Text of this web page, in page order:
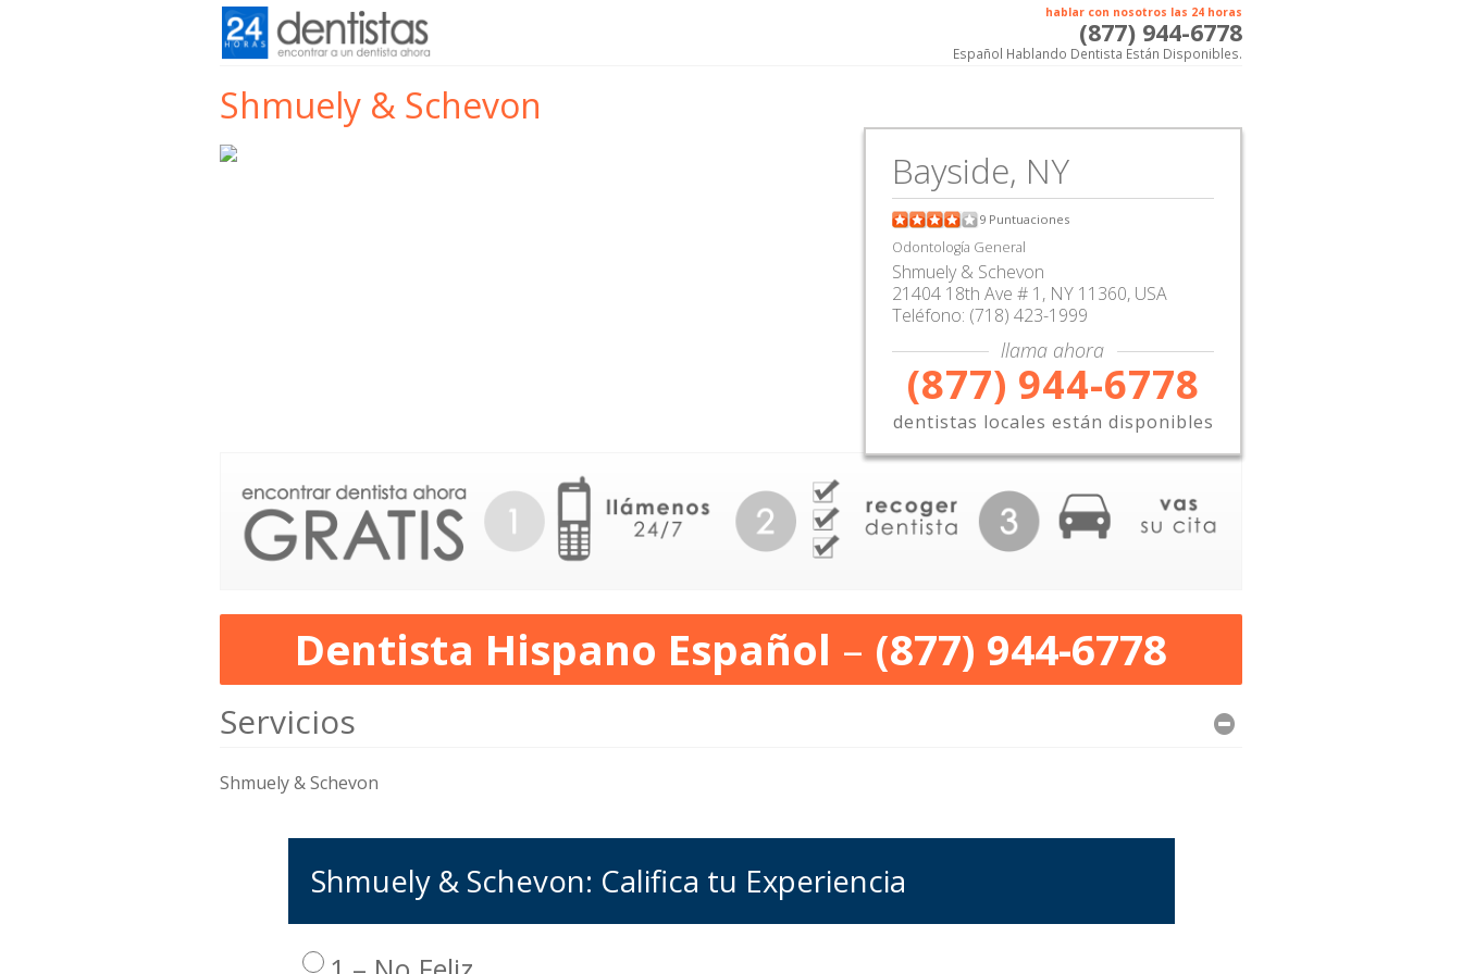
hablar con nosotros las 24 horas
(877) 944-6778
Español Hablando Dentista Están Disponibles.
Shmuely & Schevon
Bayside, NY
9 Puntuaciones
Odontología General
Shmuely & Schevon
21404 18th Ave # 1 , NY 11360, USA
Teléfono: (718) 423-1999
llama ahora
(877) 944-6778
dentistas locales están disponibles
Dentista Hispano Español – (877) 944-6778
Servicios
Shmuely & Schevon
Shmuely & Schevon: Califica tu Experiencia